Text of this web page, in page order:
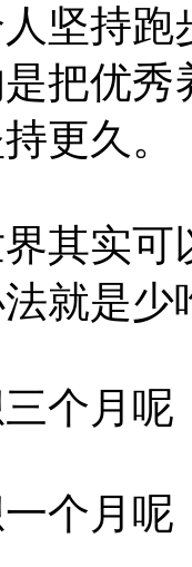
持跑
把优秀
更久。
实可
就是少
月呢
月呢